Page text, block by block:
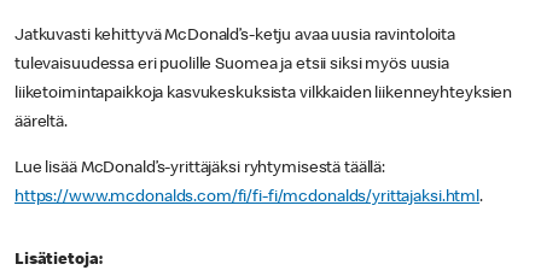
Jatkuvasti kehittyvä McDonald’s-ketju avaa uusia ravintoloita
tulevaisuudessa eri puolille Suomea ja etsii siksi myös uusia
liiketoimintapaikkoja kasvukeskuksista vilkkaiden liikenneyhteyksien
ääreltä.
Lue lisää McDonald’s-yrittäjäksi ryhtymisestä täällä:
https://www.mcdonalds.com/fi/fi-fi/mcdonalds/yrittajaksi.html.
Lisätietoja: